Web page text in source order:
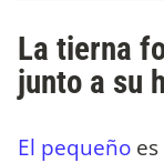
La tierna
junto a su
El pequeño